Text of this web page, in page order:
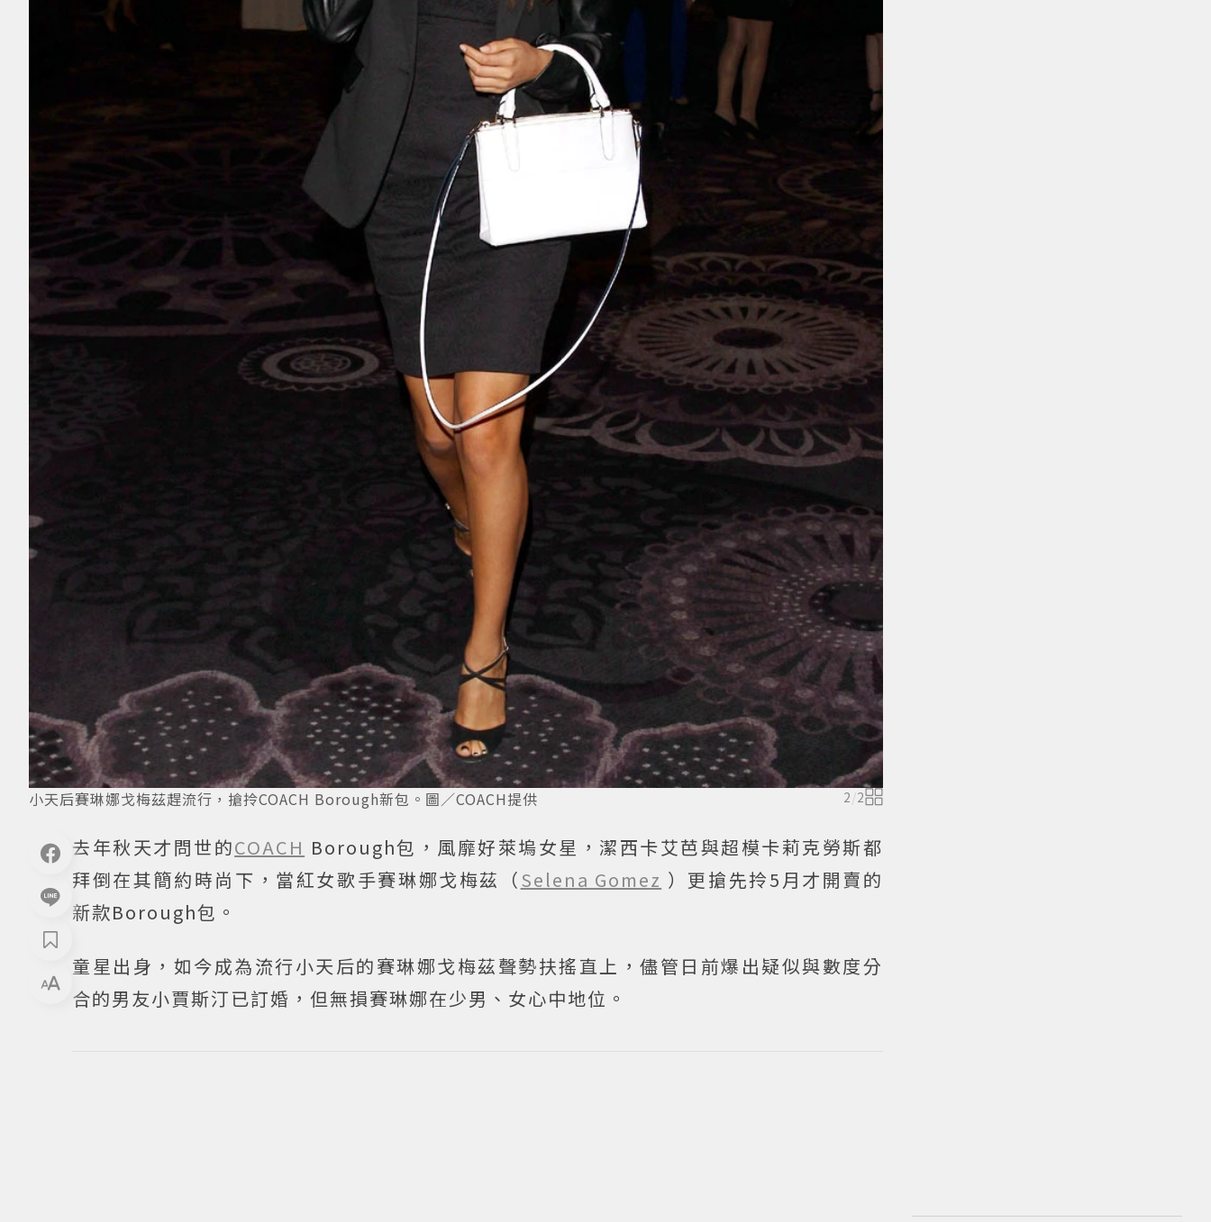
小天后賽琳娜戈梅茲趕流行，搶拎COACH Borough新包。圖／COACH提供 2/2
去年秋天才問世的COACH Borough包，風靡好萊塢女星，潔西卡艾芭與超模卡莉克勞斯都
拜倒在其簡約時尚下，當紅女歌手賽琳娜戈梅茲（Selena Gomez ）更搶先拎5月才開賣的
新款Borough包。
童星出身，如今成為流行小天后的賽琳娜戈梅茲聲勢扶搖直上，儘管日前爆出疑似與數度分
合的男友小賈斯汀已訂婚，但無損賽琳娜在少男、女心中地位。